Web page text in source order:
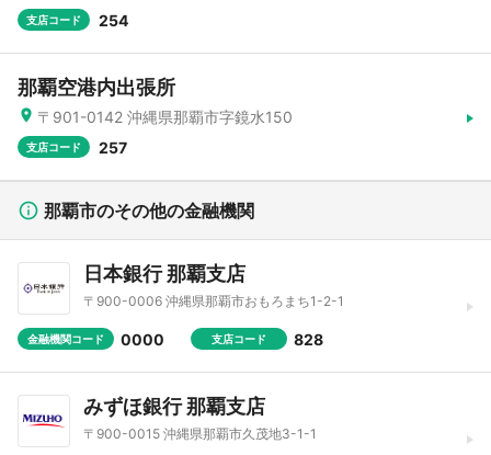
支店コード 254
那覇空港内出張所
〒901-0142 沖縄県那覇市字鏡水150
支店コード 257
那覇市のその他の金融機関
日本銀行 那覇支店
〒900-0006 沖縄県那覇市おもろまち1-2-1
金融機関コード 0000 支店コード 828
みずほ銀行 那覇支店
〒900-0015 沖縄県那覇市久茂地3-1-1